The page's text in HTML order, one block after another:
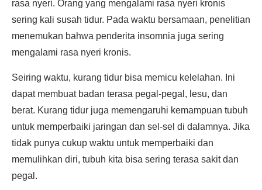
rasa nyeri. Orang yang mengalami rasa nyeri kronis
sering kali susah tidur. Pada waktu bersamaan, penelitian
menemukan bahwa penderita insomnia juga sering
mengalami rasa nyeri kronis.
Seiring waktu, kurang tidur bisa memicu kelelahan. Ini
dapat membuat badan terasa pegal-pegal, lesu, dan
berat. Kurang tidur juga memengaruhi kemampuan tubuh
untuk memperbaiki jaringan dan sel-sel di dalamnya. Jika
tidak punya cukup waktu untuk memperbaiki dan
memulihkan diri, tubuh kita bisa sering terasa sakit dan
pegal.